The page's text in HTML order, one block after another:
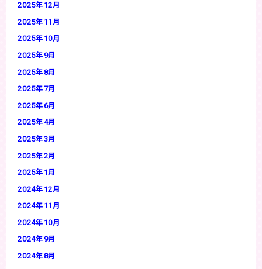
2025年12月
2025年11月
2025年10月
2025年9月
2025年8月
2025年7月
2025年6月
2025年4月
2025年3月
2025年2月
2025年1月
2024年12月
2024年11月
2024年10月
2024年9月
2024年8月